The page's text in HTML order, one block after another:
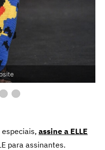
assine a ELLE
para assinantes.